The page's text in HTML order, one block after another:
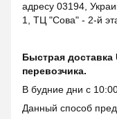
адресу 03194,
1, ТЦ "Сова" - 2-й
Быстрая
перевозчика.
В будние дни с
Данный способ